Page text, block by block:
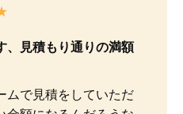
、見積もり通りの満額
ムで見積をしていただ